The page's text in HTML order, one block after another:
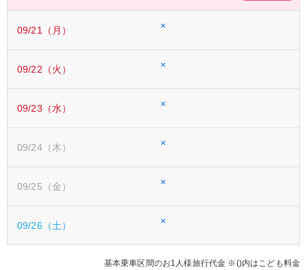
09/21（月） ×
09/22（火） ×
09/23（水） ×
09/24（木） ×
09/25（金） ×
09/26（土） ×
基本乗車区間のお1人様旅行代金 ※()内はこども料金